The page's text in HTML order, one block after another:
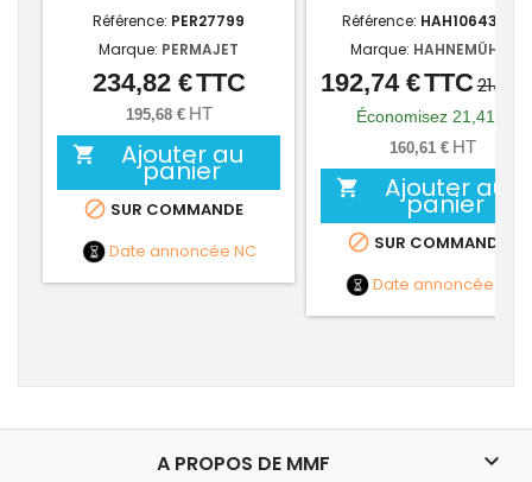
Référence: PER27799
Marque: PERMAJET
Prix
234,82 €TTC
195,68 € HT
 Ajouter au
panier
 SUR COMMANDE
Date annoncée NC
Référence: HAH10643108
Marque: HAHNEMÜHLE
Prix
Prix
de
base
192,74 €TTC
Économisez 21,41 €
160,61 € HT
 Ajouter au
panier
 SUR COMMANDE
Date annoncée
A PROPOS DE MMF 